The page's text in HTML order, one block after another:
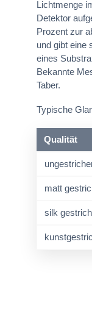
Lichtmenge
Detektor
Prozent zur
und gibt eine
eines
Bekannte
Taber.
Typische
Qualität
matt
silk